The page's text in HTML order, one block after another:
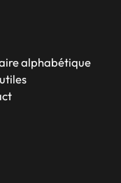
alphabétique